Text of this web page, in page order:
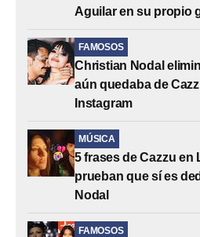
Aguilar en su propio
FAMOSOS
Christian Nodal
aún quedaba de
Instagram
MÚSICA
​​5 frases de Cazzu en
prueban que sí es
Nodal
FAMOSOS